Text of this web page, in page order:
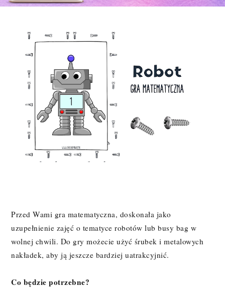
Przed Wami gra matematyczna, doskonała jako
uzupełnienie zajęć o tematyce robotów lub busy bag w
wolnej chwili. Do gry możecie użyć śrubek i metalowych
nakładek, aby ją jeszcze bardziej uatrakcyjnić.
Co będzie potrzebne?